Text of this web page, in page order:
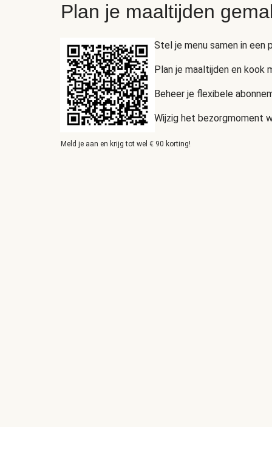
Plan je maaltijden
Stel je menu samen in een
Plan je maaltijden en kook
Beheer je flexibele
Wijzig het bezorgmoment
Meld je aan en krijg tot wel € 90 korting!